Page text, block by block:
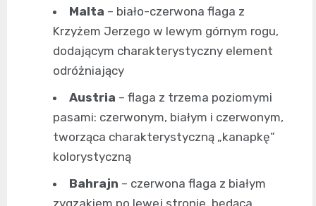
Malta – biało-czerwona flaga z
Krzyżem Jerzego w lewym górnym rogu,
dodającym charakterystyczny element
odróżniający
Austria – flaga z trzema poziomymi
pasami: czerwonym, białym i czerwonym,
tworząca charakterystyczną „kanapkę”
kolorystyczną
Bahrajn – czerwona flaga z białym
zygzakiem po lewej stronie, będąca